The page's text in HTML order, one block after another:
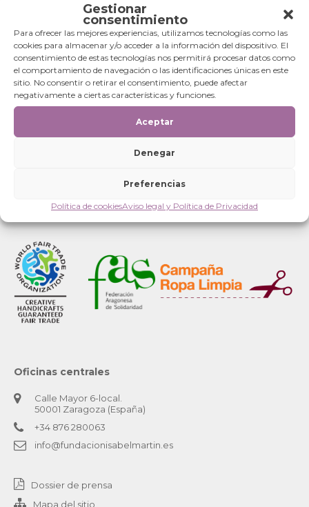
Gestionar
consentimiento
Para ofrecer las mejores experiencias, utilizamos tecnologías como las
cookies para almacenar y/o acceder a la información del dispositivo. El
consentimiento de estas tecnologías nos permitirá procesar datos como
el comportamiento de navegación o las identificaciones únicas en este
sitio. No consentir o retirar el consentimiento, puede afectar
negativamente a ciertas características y funciones.
Aceptar
Denegar
Preferencias
Política de cookiesAviso legal y Política de Privacidad
Oficinas centrales
Calle Mayor 6-local.
50001 Zaragoza (España)
+34 876 280063
info@fundacionisabelmartin.es
Dossier de prensa
Mapa del sitio